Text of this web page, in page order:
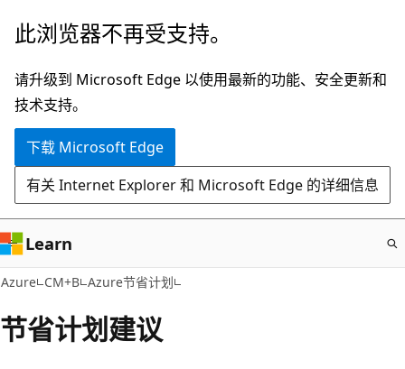
跳
主
要
内
此浏览器不再受支持。
请升级到 Microsoft Edge 以使用最新的功能、安全更新和
技术支持。
下载 Microsoft Edge
有关 Internet Explorer 和 Microsoft Edge 的详细信息
Learn
Azure CM+B Azure节省计划
节省计划建议